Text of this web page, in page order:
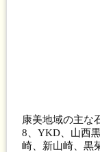
康美地域の主な
8、YKD、山西
崎、新山崎、黒